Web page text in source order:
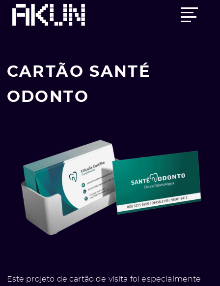
Main
Skip
CARTÃO SANTÉ
ODONTO
Este projeto de cartão de visita foi especialmente